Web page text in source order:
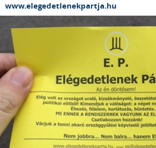
www.elegedetlenekpartja.hu